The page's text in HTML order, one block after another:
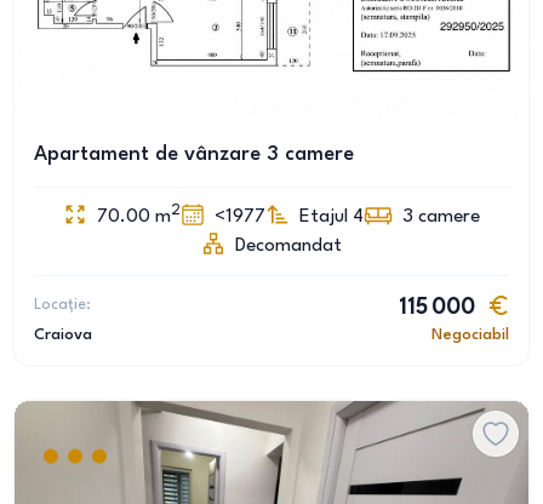
Apartament de vânzare 3 camere
70.00 m2 <1977 Etajul 4 3 camere
Decomandat
Locație:
Craiova
115 000
Negociabil